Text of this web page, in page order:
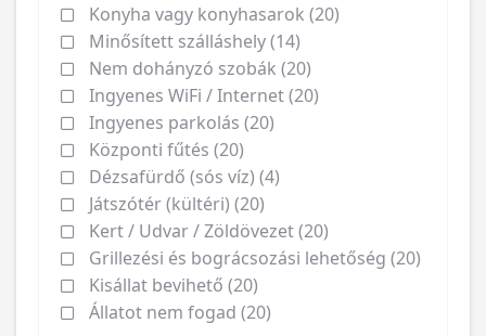
Konyha vagy konyhasarok (20)
Minősített szálláshely (14)
Nem dohányzó szobák (20)
Ingyenes WiFi / Internet (20)
Ingyenes parkolás (20)
Központi fűtés (20)
Dézsafürdő (sós víz) (4)
Játszótér (kültéri) (20)
Kert / Udvar / Zöldövezet (20)
Grillezési és bográcsozási lehetőség (20)
Kisállat bevihető (20)
Állatot nem fogad (20)